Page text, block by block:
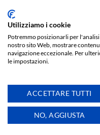
spinning inshore
Copyright
Utilizziamo i cookie
Potremmo posizionarli per
nostro sito Web, mostrare
navigazione eccezionale. Per
le impostazioni.
ACCETTARE TUTTI
NO, AGGIUSTA